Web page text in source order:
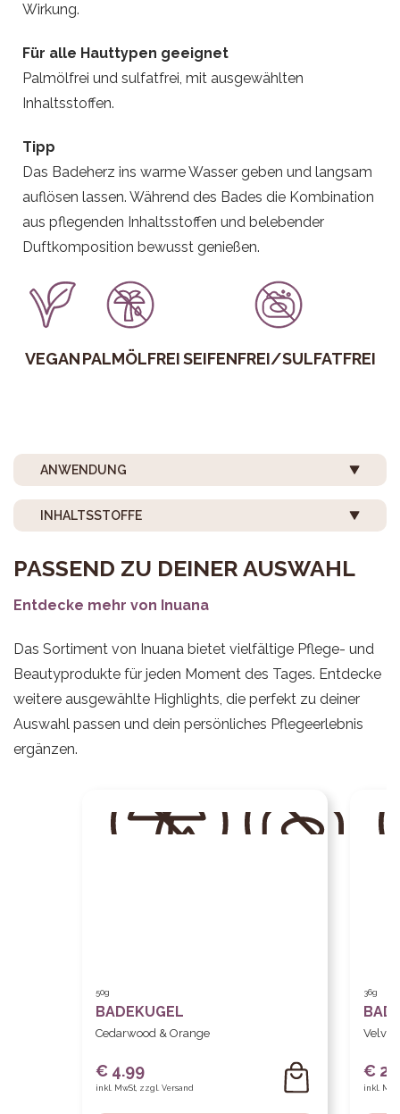
Wirkung.
Für alle Hauttypen geeignet
Palmölfrei und sulfatfrei, mit ausgewählten
Inhaltsstoffen.
Tipp
Das Badeherz ins warme Wasser geben und langsam
auflösen lassen. Während des Bades die Kombination
aus pflegenden Inhaltsstoffen und belebender
Duftkomposition bewusst genießen.
VEGANPALMÖLFREISEIFENFREI/SULFATFREI
ANWENDUNG
INHALTSSTOFFE
PASSEND ZU DEINER AUSWAHL
Entdecke mehr von Inuana
Das Sortiment von Inuana bietet vielfältige Pflege- und
Beautyprodukte für jeden Moment des Tages. Entdecke
weitere ausgewählte Highlights, die perfekt zu deiner
Auswahl passen und dein persönliches Pflegeerlebnis
ergänzen.
50g
BADEKUGEL
Cedarwood & Orange
€ 4.99
inkl. MwSt, zzgl. Versand
36g
Velvet
€
inkl.